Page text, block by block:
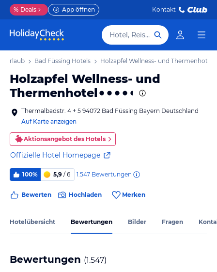
% Deals App öffnen Kontakt
Hotel, Reiseziel
Urlaub Bad Füssing Hotels Holzapfel Wellness- und Thermenhotel
Holzapfel Wellness- und
Thermenhotel
Thermalbadstr. 4 + 5 94072 Bad Füssing Bayern Deutschland
Auf Karte anzeigen
Aktionsangebot des Hotels
Offizielle Hotel Homepage
100% 5,9 / 6 1.547 Bewertungen
Bewerten Hochladen Merken
Hotelübersicht Bewertungen Bilder Fragen
Bewertungen (1.547)